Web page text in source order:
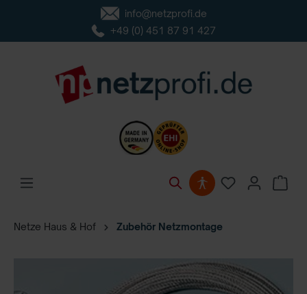
info@netzprofi.de
+49 (0) 451 87 91 427
Netze Haus & Hof Zubehör Netzmontage